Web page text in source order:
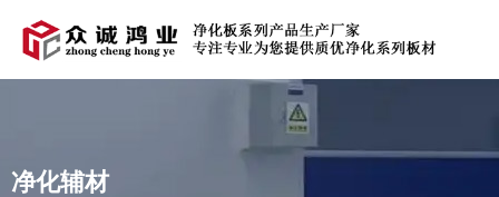
欢迎光临青岛众诚鸿业净化科技有限公司官方网站！
联系我们
净化辅材